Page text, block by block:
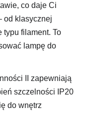
co daje Ci
od klasycznej
typu filament. To
lampę do
II zapewniają
szczelności IP20
do wnętrz